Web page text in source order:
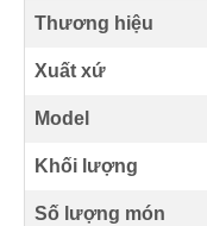
Thương hiệu
Xuất xứ
Model
Khối lượng
Số lượng món